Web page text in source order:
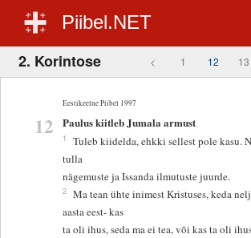
Piibel.NET
2. Korintose < 1 12 13
Eestikeelne Piibel 1997
12 Paulus kiitleb Jumala armust
1
Tuleb kiidelda, ehkki sellest pole kasu.
tulla
nägemuste ja Issanda ilmutuste juurde.
2 Ma tean ühte inimest Kristuses, keda
aasta eest- kas
ta oli ihus, seda ma ei tea, või kas ta oli